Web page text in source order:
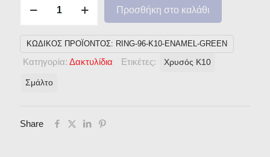
να
βλέπω
Χρυσός
Σμάλτο
Προσθήκη στο καλάθι
ΚΩΔΙΚΌΣ ΠΡΟΪΌΝΤΟΣ: RING-96-K10-ENAMEL-GREEN
Κατηγορία: Δακτυλίδια Ετικέτες: Χρυσός Κ10
Σμάλτο
Share